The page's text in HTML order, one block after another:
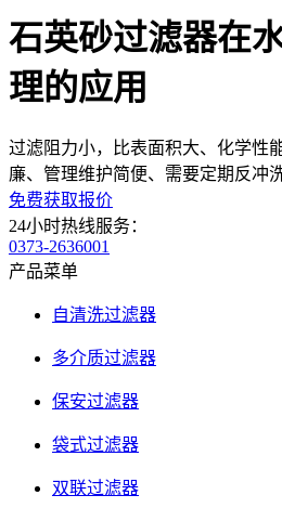
石英砂过滤器在
理的应用
过滤阻力小，比表面积大、化学性
廉、管理维护简便、需要定期反冲
免费获取报价
24小时热线服务：
0373-2636001
产品菜单
自清洗过滤器
多介质过滤器
保安过滤器
袋式过滤器
双联过滤器